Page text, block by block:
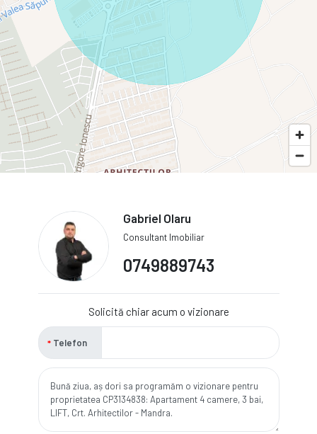
Gabriel Olaru
Consultant Imobiliar
0749889743
Solicită chiar acum o vizionare
Telefon